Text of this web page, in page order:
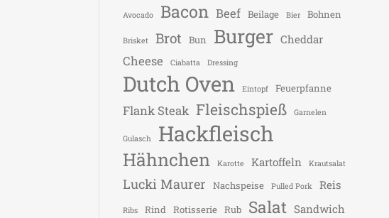
Avocado Bacon Beef Beilage Bier Bohnen
Brisket Brot Bun Burger Cheddar
Cheese Ciabatta Dressing
Dutch Oven Eintopf Feuerpfanne
Flank Steak Fleischspieß Garnelen
Gulasch Hackfleisch
Hähnchen Karotte Kartoffeln Krautsalat
Lucki Maurer Nachspeise Pulled Pork Reis
Ribs Rind Rotisserie Rub Salat Sandwich